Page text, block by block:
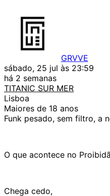
GRVVE
sábado, 25 jul às 23:59
há 2 semanas
TITANIC SUR MER
Lisboa
Maiores de 18 anos
Funk pesado, sem filtro, a
O que acontece no
Chega cedo,